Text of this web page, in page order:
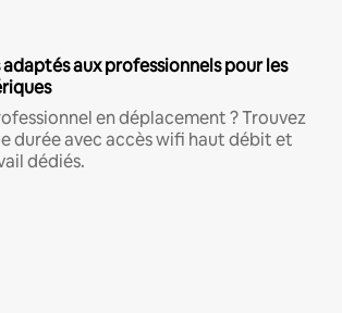
aux professionnels pour les
en déplacement ? Trouvez
durée avec accès wifi haut débit et
dédiés.